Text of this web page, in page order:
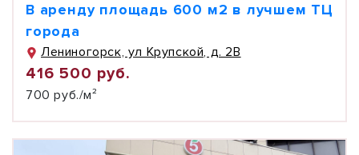
В аренду площадь 600 м2 в лучшем ТЦ
города
Лениногорск, ул Крупской, д. 2В
416 500 руб.
700 руб./м²